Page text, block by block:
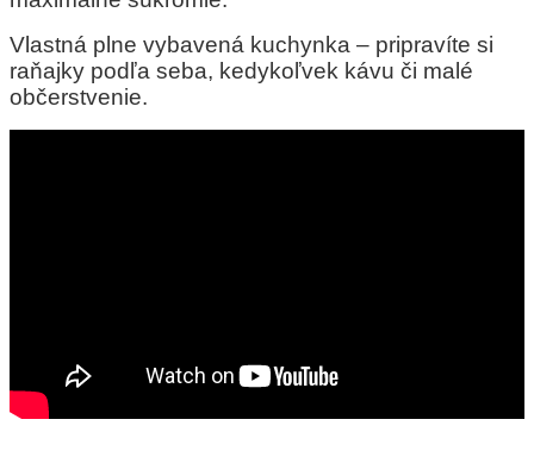
Vlastná plne vybavená kuchynka – pripravíte si
raňajky podľa seba, kedykoľvek kávu či malé
občerstvenie.